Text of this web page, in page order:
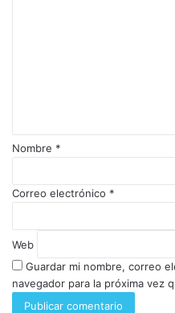
Nombre *
Correo electrónico *
Web
Guardar mi nombre, correo
navegador para la próxima vez